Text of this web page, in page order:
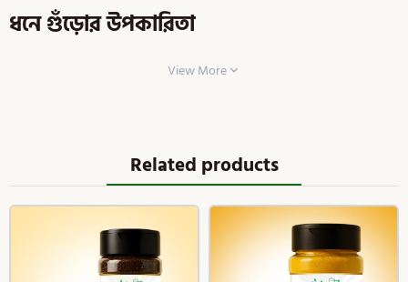
ধনে গুঁড়োর উপকারিতা
ধনিয়া পাতার গুঁড়া হজমে সাহায্য করে এবং
৩. ডায়াবেটিস নিয়ন্ত্রণে সাহায্য করে –– এটি রক্তে শর্করার মাত্রা নিয়ন্ত্রণে
সাহায্য করে, যা ডায়াবেটিস রোগীদের উপকার করে।
৪. রক্তচাপ নিয়ন্ত্রণ করে —ধনে গুঁড়ো স্বাভাবিক রক্তচাপ বজায় রাখে এবং
এর প্রাকৃতিক উপাদানের কারণে হৃদরোগের ঝুঁকি কমায়।
View More
Related products